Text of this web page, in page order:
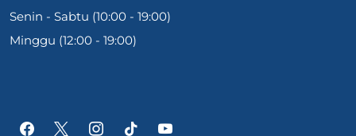
Senin - Sabtu (10:00 - 19:00)
Minggu (12:00 - 19:00)